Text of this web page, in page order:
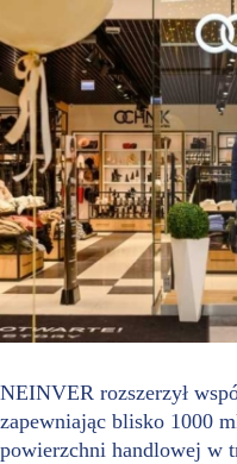
NEINVER rozszerzył
zapewniając blisko 1000
powierzchni handlowej w